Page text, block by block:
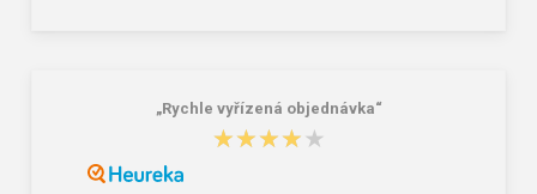
„Rychle vyřízená objednávka“
★★★★★
★★★★★